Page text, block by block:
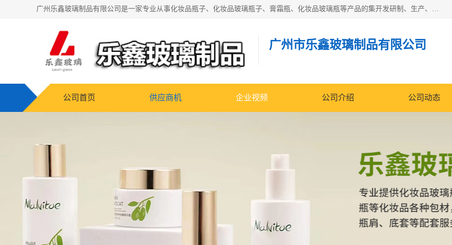
广州乐鑫玻璃制品有限公司是一家专业从事化妆品瓶子、化妆品玻璃瓶子、膏霜瓶、化妆品玻璃瓶等产品的集开发研制、生产、销售于一体的实业型玻璃制品生产企业。产品从设计、开模、试样、生产、蒙砂、抛光、喷涂、高低温单色及多色印刷，烫金（银）到交货实现一条龙服务。
广州市乐鑫玻璃制品有限公司
公司首页 供应商机 企业视频 公司介绍 公司动态